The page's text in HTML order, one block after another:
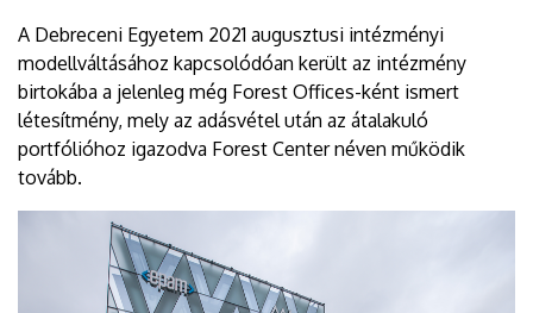
A Debreceni Egyetem 2021 augusztusi intézményi
modellváltásához kapcsolódóan került az intézmény
birtokába a jelenleg még Forest Offices-ként ismert
létesítmény, mely az adásvétel után az átalakuló
portfólióhoz igazodva Forest Center néven működik
tovább.